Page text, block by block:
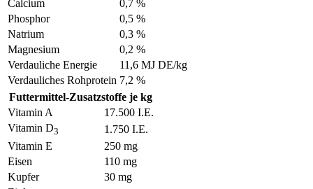
Calcium
0,7 %
Phosphor
0,5 %
Natrium
0,3 %
Magnesium
0,2 %
Verdauliche Energie
11,6 MJ DE/kg
Verdauliches Rohprotein 7,2 %
Futtermittel-Zusatzstoffe je kg
Vitamin A
17.500 I.E.
Vitamin D3
1.750 I.E.
Vitamin E
250 mg
Eisen
110 mg
Kupfer
30 mg